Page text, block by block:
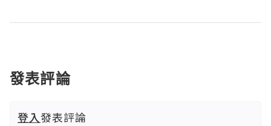
發表評論
登入發表評論